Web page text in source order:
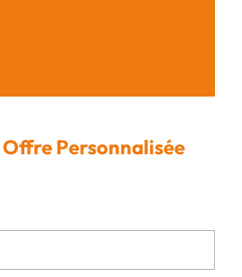
Offre Personnalisée